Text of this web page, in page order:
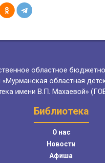
областное
«Мурманская областная
имени В.П. Махаевой»
Библиотека
О нас
Новости
Афиша